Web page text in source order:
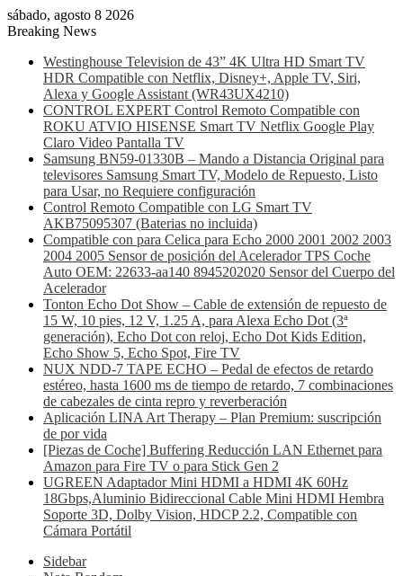
sábado, agosto 8 2026
Breaking News
Westinghouse Television de 43” 4K Ultra HD Smart TV
HDR Compatible con Netflix, Disney+, Apple TV, Siri,
Alexa y Google Assistant (WR43UX4210)
CONTROL EXPERT Control Remoto Compatible con
ROKU ATVIO HISENSE Smart TV Netflix Google Play
Claro Video Pantalla TV
Samsung BN59-01330B – Mando a Distancia Original para
televisores Samsung Smart TV, Modelo de Repuesto, Listo
para Usar, no Requiere configuración
Control Remoto Compatible con LG Smart TV
AKB75095307 (Baterias no incluida)
Compatible con para Celica para Echo 2000 2001 2002 2003
2004 2005 Sensor de posición del Acelerador TPS Coche
Auto OEM: 22633-aa140 8945202020 Sensor del Cuerpo del
Acelerador
Tonton Echo Dot Show – Cable de extensión de repuesto de
15 W, 10 pies, 12 V, 1.25 A, para Alexa Echo Dot (3ª
generación), Echo Dot con reloj, Echo Dot Kids Edition,
Echo Show 5, Echo Spot, Fire TV
NUX NDD-7 TAPE ECHO – Pedal de efectos de retardo
estéreo, hasta 1600 ms de tiempo de retardo, 7 combinaciones
de cabezales de cinta repro y reverberación
Aplicación LINA Art Therapy – Plan Premium: suscripción
de por vida
[Piezas de Coche] Buffering Reducción LAN Ethernet para
Amazon para Fire TV o para Stick Gen 2
UGREEN Adaptador Mini HDMI a HDMI 4K 60Hz
18Gbps,Aluminio Bidireccional Cable Mini HDMI Hembra
Soporte 3D, Dolby Vision, HDCP 2.2, Compatible con
Cámara Portátil
Sidebar